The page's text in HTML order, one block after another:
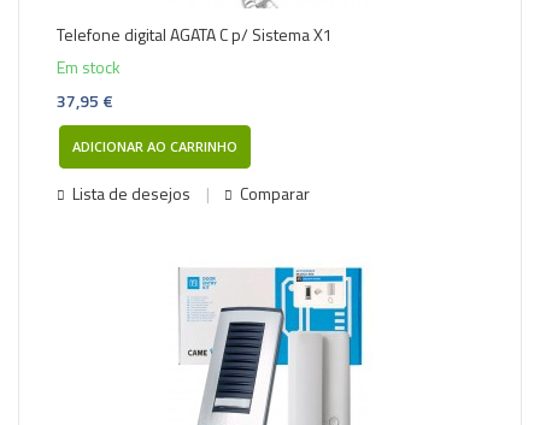
Telefone digital AGATA C p/ Sistema X1
Em stock
37,95 €
ADICIONAR AO CARRINHO
Lista de desejos Comparar